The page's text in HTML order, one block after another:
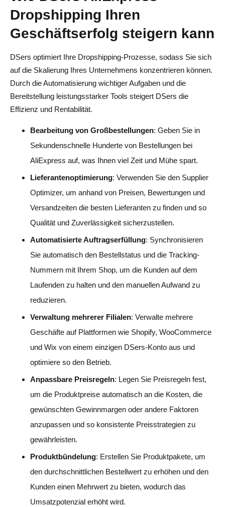
Dropshipping Ihren
Geschäftserfolg steigern kann
DSers optimiert Ihre Dropshipping-Prozesse, sodass Sie sich
auf die Skalierung Ihres Unternehmens konzentrieren können.
Durch die Automatisierung wichtiger Aufgaben und die
Bereitstellung leistungsstarker Tools steigert DSers die
Effizienz und Rentabilität.
Bearbeitung von Großbestellungen: Geben Sie in
Sekundenschnelle Hunderte von Bestellungen bei
AliExpress auf, was Ihnen viel Zeit und Mühe spart.
Lieferantenoptimierung: Verwenden Sie den Supplier
Optimizer, um anhand von Preisen, Bewertungen und
Versandzeiten die besten Lieferanten zu finden und so
Qualität und Zuverlässigkeit sicherzustellen.
Automatisierte Auftragserfüllung: Synchronisieren
Sie automatisch den Bestellstatus und die Tracking-
Nummern mit Ihrem Shop, um die Kunden auf dem
Laufenden zu halten und den manuellen Aufwand zu
reduzieren.
Verwaltung mehrerer Filialen: Verwalte mehrere
Geschäfte auf Plattformen wie Shopify, WooCommerce
und Wix von einem einzigen DSers-Konto aus und
optimiere so den Betrieb.
Anpassbare Preisregeln: Legen Sie Preisregeln fest,
um die Produktpreise automatisch an die Kosten, die
gewünschten Gewinnmargen oder andere Faktoren
anzupassen und so konsistente Preisstrategien zu
gewährleisten.
Produktbündelung: Erstellen Sie Produktpakete, um
den durchschnittlichen Bestellwert zu erhöhen und den
Kunden einen Mehrwert zu bieten, wodurch das
Umsatzpotenzial erhöht wird.